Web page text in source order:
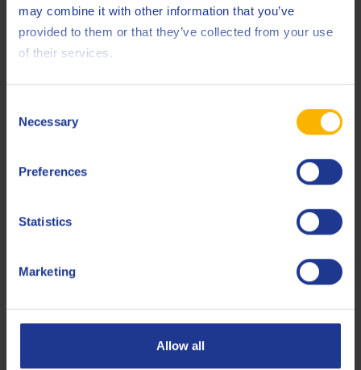
may combine it with other information that you’ve
provided to them or that they’ve collected from your use
of their services.
Selection
Necessary
Preferences
Statistics
Marketing
Allow all
motoren op biogas
motoren op biogas.